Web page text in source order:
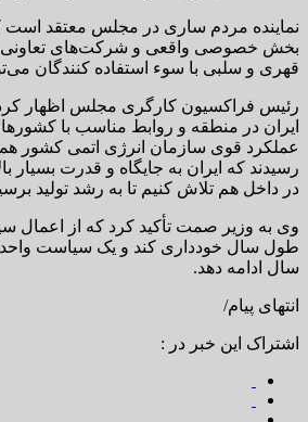
نماینده مردم ساری در مجلس معتقد است
بخش خصوصی واقعی و شرکت‌های تعاونی و
قهری و سلبی با سوء استفاده کنندگان
رئیس فراکسیون کارگری مجلس اظهار
ایران در منطقه و روابط مناسب با
عملکرد قوی سازمان انرژی اتمی کشور همه
رسیدند که ایران به جایگاه و قدرت بسیار
در داخل هم تلاش کنیم تا به رشد تولید
وی به وزیر صمت تأکید کرد که از اعمال
طول سال خودداری کند و یک سیاست واحد
سال ادامه دهد.
انتهای پیام/
اشتراک این خبر در :